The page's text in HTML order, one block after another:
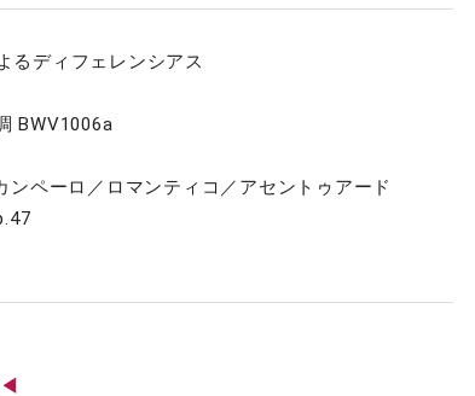
るディフェレンシアス
BWV1006a
ンペーロ／ロマンティコ／アセントゥアード